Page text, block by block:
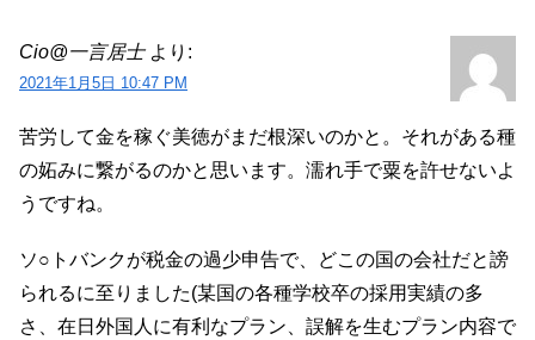
Cio@一言居士 より:
2021年1月5日 10:47 PM
苦労して金を稼ぐ美徳がまだ根深いのかと。それがある種
の妬みに繋がるのかと思います。濡れ手で粟を許せないよ
うですね。
ソ○トバンクが税金の過少申告で、どこの国の会社だと謗
られるに至りました(某国の各種学校卒の採用実績の多
さ、在日外国人に有利なプラン、誤解を生むプラン内容で